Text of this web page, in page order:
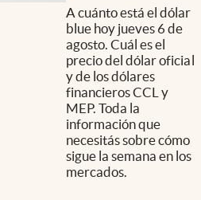
A cuánto está el dólar
blue hoy jueves 6 de
agosto. Cuál es el
precio del dólar oficial
y de los dólares
financieros CCL y
MEP. Toda la
información que
necesitás sobre cómo
sigue la semana en los
mercados.